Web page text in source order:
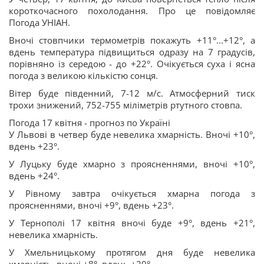
короткочасного похолодання. Про це повідомляє
Погода УНІАН.
Вночі стовпчики термометрів покажуть +11°...+12°, а
вдень температура підвищиться одразу на 7 градусів,
порівняно із середою - до +22°. Очікується суха і ясна
погода з великою кількістю сонця.
Вітер буде південний, 7-12 м/с. Атмосферний тиск
трохи знижений, 752-755 міліметрів ртутного стовпа.
Погода 17 квітня - прогноз по Україні
У Львові в четвер буде невелика хмарність. Вночі +10°,
вдень +23°.
У Луцьку буде хмарно з проясненнями, вночі +10°,
вдень +24°.
У Рівному завтра очікується хмарна погода з
проясненнями, вночі +9°, вдень +23°.
У Тернополі 17 квітня вночі буде +9°, вдень +21°,
невелика хмарність.
У Хмельницькому протягом дня буде невелика